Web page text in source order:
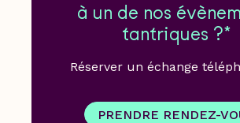
à un de nos
tantriques ?*
Réserver un échange
PRENDRE RENDEZ-